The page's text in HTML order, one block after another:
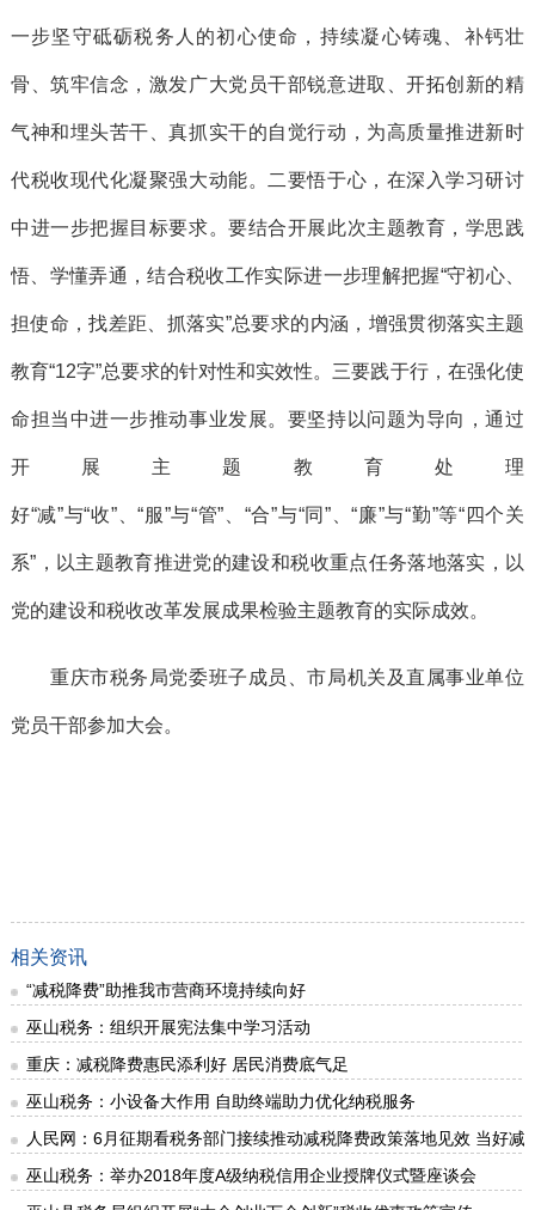
一步坚守砥砺税务人的初心使命，持续凝心铸魂、补钙壮
骨、筑牢信念，激发广大党员干部锐意进取、开拓创新的精
气神和埋头苦干、真抓实干的自觉行动，为高质量推进新时
代税收现代化凝聚强大动能。二要悟于心，在深入学习研讨
中进一步把握目标要求。要结合开展此次主题教育，学思践
悟、学懂弄通，结合税收工作实际进一步理解把握“守初心、
担使命，找差距、抓落实”总要求的内涵，增强贯彻落实主题
教育“12字”总要求的针对性和实效性。三要践于行，在强化使
命担当中进一步推动事业发展。要坚持以问题为导向，通过
开展主题教育处理
好“减”与“收”、“服”与“管”、“合”与“同”、“廉”与“勤”等“四个关
系”，以主题教育推进党的建设和税收重点任务落地落实，以
党的建设和税收改革发展成果检验主题教育的实际成效。
重庆市税务局党委班子成员、市局机关及直属事业单位
党员干部参加大会。
相关资讯
“减税降费”助推我市营商环境持续向好
巫山税务：组织开展宪法集中学习活动
重庆：减税降费惠民添利好 居民消费底气足
巫山税务：小设备大作用 自助终端助力优化纳税服务
人民网：6月征期看税务部门接续推动减税降费政策落地见效 当好减
巫山税务：举办2018年度A级纳税信用企业授牌仪式暨座谈会